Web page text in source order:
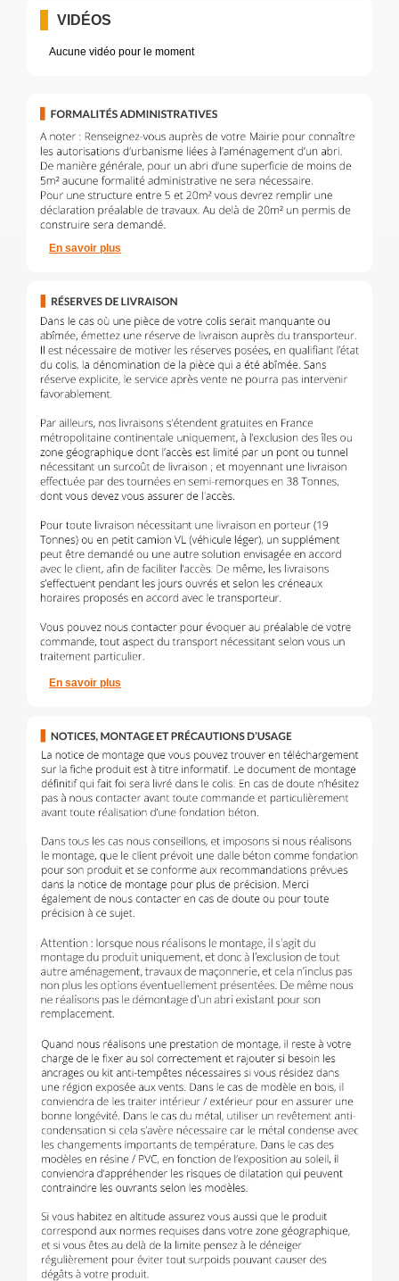
VIDÉOS
Aucune vidéo pour le moment
En savoir plus
En savoir plus